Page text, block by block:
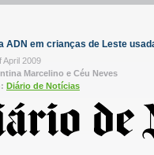
ADN em crianças de Leste
April 2009
Marcelino e Céu Neves
Diário de Notícias